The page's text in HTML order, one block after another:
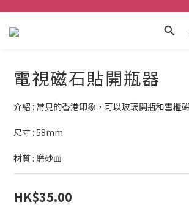
電視磁石貼開瓶器
介紹 : 常見的香港印象，可以玻璃開瓶和雪櫃
尺寸 : 58mm
材質 : 磨砂面
HK$35.00